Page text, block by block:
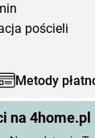
na 4home.pl
pościeli
Metody